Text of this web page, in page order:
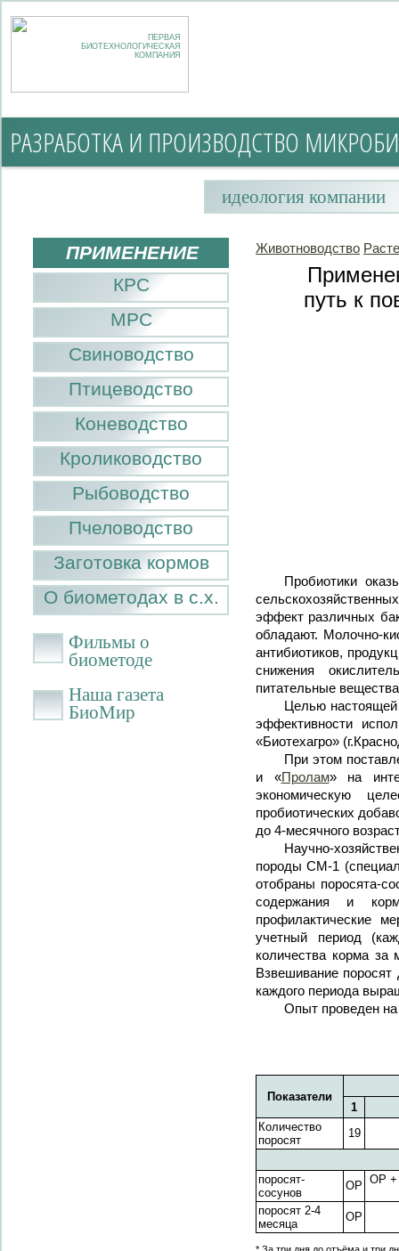
ПЕРВАЯ
БИОТЕХНОЛОГИЧЕСКАЯ
КОМПАНИЯ
РАЗРАБОТКА И ПРОИЗВОДСТВО
идеология компании
ПРИМЕНЕНИЕ
КРС
МРС
Свиноводство
Птицеводство
Коневодство
Кролиководство
Рыбоводство
Пчеловодство
Заготовка кормов
О биометодах в с.х.
Фильмы о
биометоде
Наша газета
БиоМир
Животноводство
путь к
Пробиотики
эффект различных
обладают. Молочно-
антибиотиков,
снижения
питательные
Целью настоящей
эффективности
«Биотехагро»
При этом
и «Пролам» на
экономическую
пробиотических
до 4-месячного
Научно-
породы СМ-1
отобраны поросята-
содержания и
профилактические
учетный период
количества корма за
Взвешивание поросят
каждого периода
Опыт проведен на
Показатели
1
Количество
поросят
19
поросят-
сосунов
ОР ОР +
поросят 2-4
месяца
ОР